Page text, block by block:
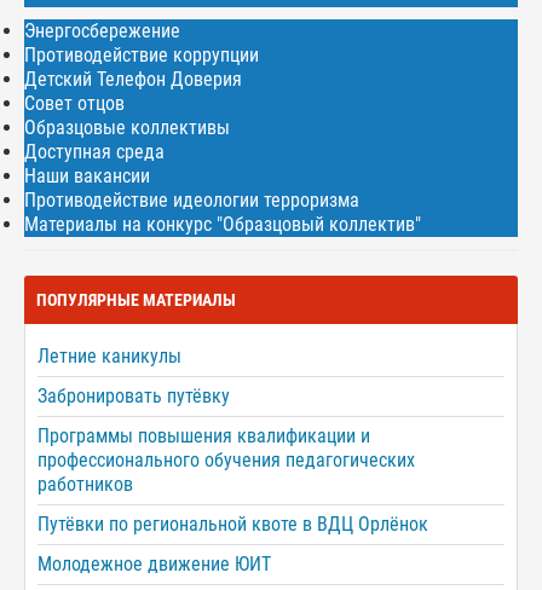
Энергосбережение
Противодействие коррупции
Детский Телефон Доверия
Совет отцов
Образцовые коллективы
Доступная среда
Наши вакансии
Противодействие идеологии терроризма
Материалы на конкурс "Образцовый коллектив"
ПОПУЛЯРНЫЕ МАТЕРИАЛЫ
Летние каникулы
Забронировать путёвку
Программы повышения квалификации и
профессионального обучения педагогических
работников
Путёвки по региональной квоте в ВДЦ Орлёнок
Молодежное движение ЮИТ